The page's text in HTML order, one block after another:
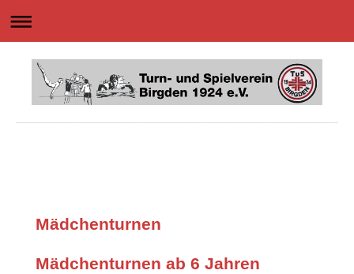
Mädchenturnen
Mädchenturnen ab 6 Jahren